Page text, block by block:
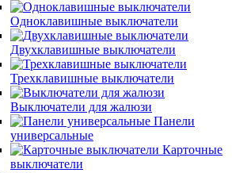
Одноклавишные выключатели
Двухклавишные выключатели
Трехклавишные выключатели
Выключатели для жалюзи
Панели
универсальные
Карточные
выключатели